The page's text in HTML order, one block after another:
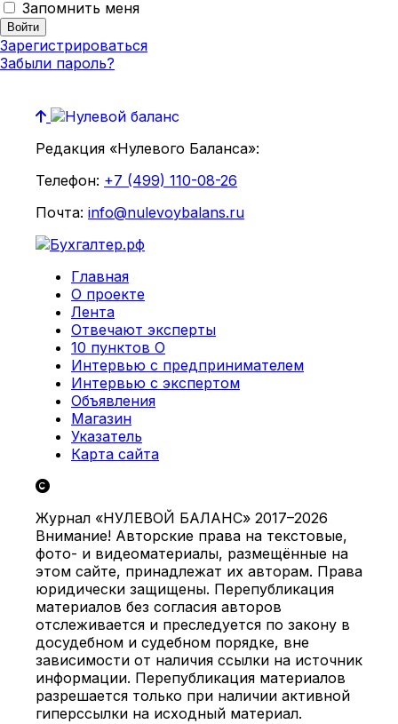
Запомнить меня
Зарегистрироваться
Забыли пароль?
Редакция «Нулевого Баланса»:
Телефон: +7 (499) 110-08-26
Почта: info@nulevoybalans.ru
Главная
О проекте
Лента
Отвечают эксперты
10 пунктов О
Интервью с предпринимателем
Интервью с экспертом
Объявления
Магазин
Указатель
Карта сайта
Журнал «НУЛЕВОЙ БАЛАНС» 2017–2026
Внимание! Авторские права на текстовые,
фото- и видеоматериалы, размещённые на
этом сайте, принадлежат их авторам. Права
юридически защищены. Перепубликация
материалов без согласия авторов
отслеживается и преследуется по закону в
досудебном и судебном порядке, вне
зависимости от наличия ссылки на источник
информации. Перепубликация материалов
разрешается только при наличии активной
гиперссылки на исходный материал.